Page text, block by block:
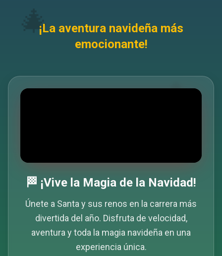
¡La aventura navideña más
emocionante!
🏁 ¡Vive la Magia de la Navidad!
Únete a Santa y sus renos en la carrera más
divertida del año. Disfruta de velocidad,
aventura y toda la magia navideña en una
experiencia única.
🎄
⭐